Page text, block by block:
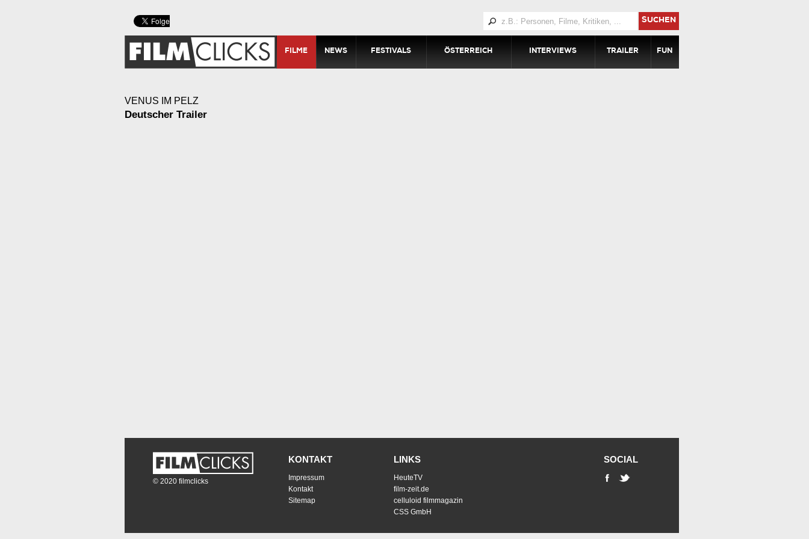
SUCHEN
FILME NEWS FESTIVALS ÖSTERREICH INTERVIEWS TRAILER FUN
VENUS IM PELZ
Deutscher Trailer
© 2020 filmclicks
KONTAKT
Impressum
Kontakt
Sitemap
LINKS
HeuteTV
film-zeit.de
celluloid filmmagazin
CSS GmbH
SOCIAL